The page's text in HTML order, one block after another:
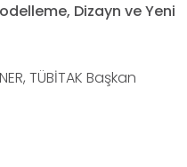
Dizayn ve Yeni
TÜBİTAK Başkan